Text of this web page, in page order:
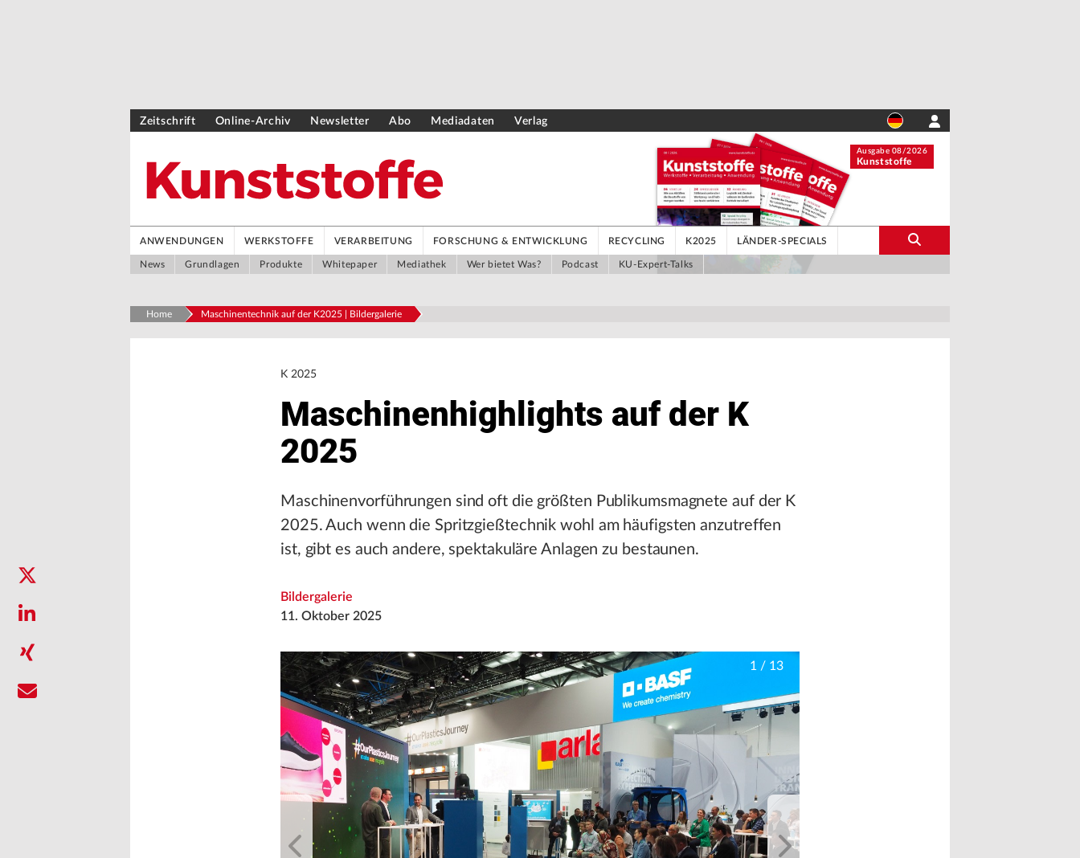
Zeitschrift Online-Archiv Newsletter Abo Mediadaten Verlag
Ausgabe 08/2026
Kunststoffe
ANWENDUNGEN WERKSTOFFE VERARBEITUNG FORSCHUNG & ENTWICKLUNG RECYCLING K2025 LÄNDER-SPECIALS
News Grundlagen Produkte Whitepaper Mediathek Wer bietet Was? Podcast KU-Expert-Talks
Home Maschinentechnik auf der K2025 | Bildergalerie
K 2025
Maschinenhighlights auf der K
2025
Maschinenvorführungen sind oft die größten Publikumsmagnete auf der K
2025. Auch wenn die Spritzgießtechnik wohl am häufigsten anzutreffen
ist, gibt es auch andere, spektakuläre Anlagen zu bestaunen.
Bildergalerie
11. Oktober 2025
1 / 13